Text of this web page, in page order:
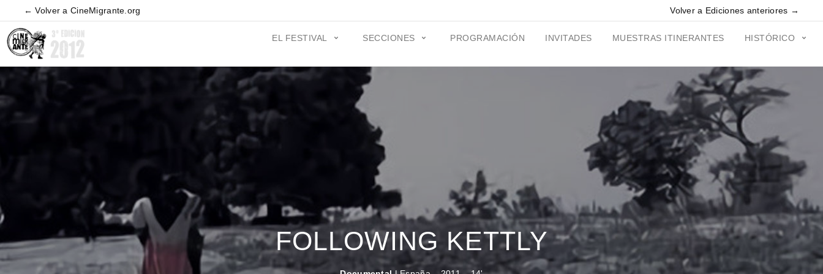
← Volver a CineMigrante.org Volver a Ediciones anteriores →
EL FESTIVAL SECCIONES PROGRAMACIÓN INVITADES MUESTRAS ITINERANTES HISTÓRICO
FOLLOWING KETTLY